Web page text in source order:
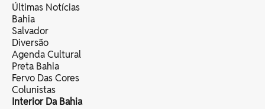
Últimas Notícias
Bahia
Salvador
Diversão
Agenda Cultural
Preta Bahia
Fervo Das Cores
Colunistas
Interior Da Bahia